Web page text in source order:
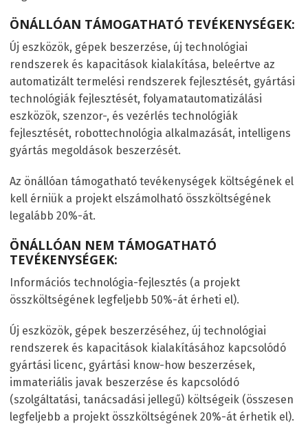
ÖNÁLLÓAN TÁMOGATHATÓ TEVÉKENYSÉGEK:
Új eszközök, gépek beszerzése, új technológiai
rendszerek és kapacitások kialakítása, beleértve az
automatizált termelési rendszerek fejlesztését, gyártási
technológiák fejlesztését, folyamatautomatizálási
eszközök, szenzor-, és vezérlés technológiák
fejlesztését, robottechnológia alkalmazását, intelligens
gyártás megoldások beszerzését.
Az önállóan támogatható tevékenységek költségének el
kell érniük a projekt elszámolható összköltségének
legalább 20%-át.
ÖNÁLLÓAN NEM TÁMOGATHATÓ
TEVÉKENYSÉGEK:
Információs technológia-fejlesztés (a projekt
összköltségének legfeljebb 50%-át érheti el).
Új eszközök, gépek beszerzéséhez, új technológiai
rendszerek és kapacitások kialakításához kapcsolódó
gyártási licenc, gyártási know-how beszerzések,
immateriális javak beszerzése és kapcsolódó
(szolgáltatási, tanácsadási jellegű) költségeik (összesen
legfeljebb a projekt összköltségének 20%-át érhetik el).